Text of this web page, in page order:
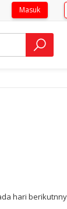
Masuk
hari